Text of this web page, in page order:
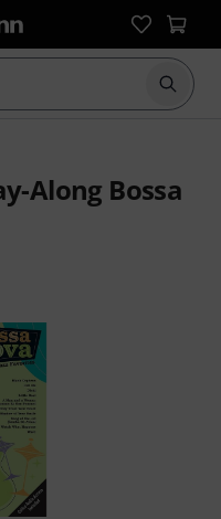
Suche
Along Bossa
6 Kundenbewertungen